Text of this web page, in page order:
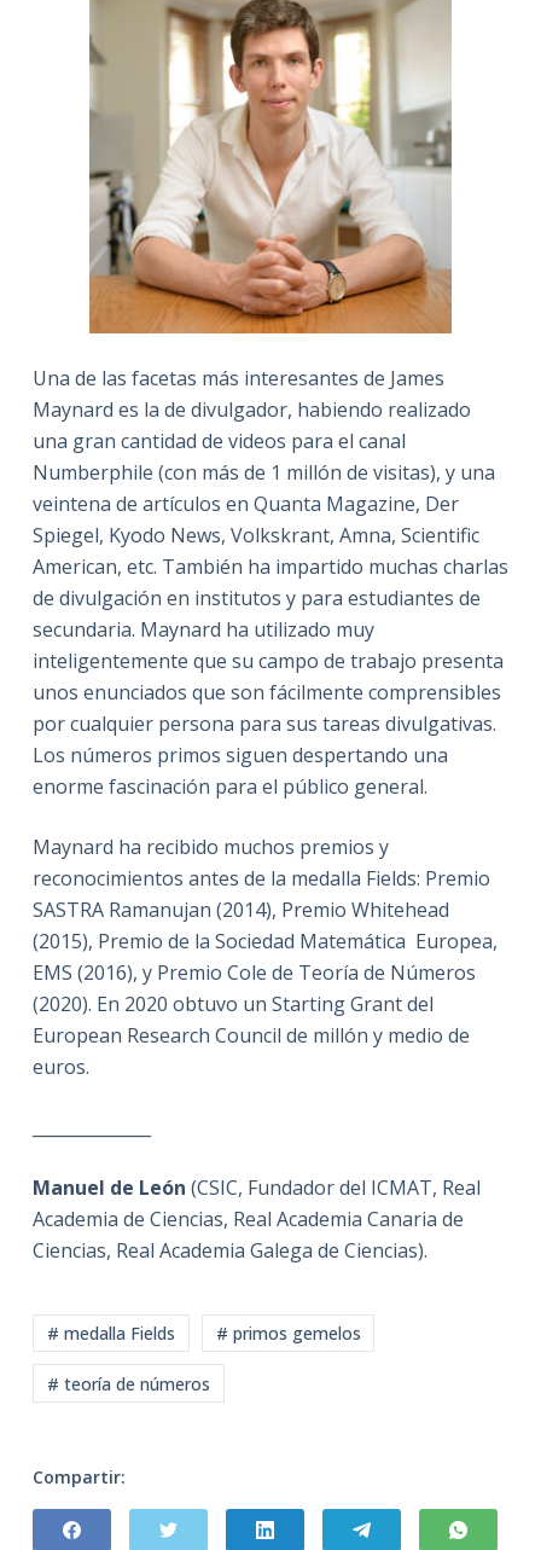
Una de las facetas más interesantes de James
Maynard es la de divulgador, habiendo realizado
una gran cantidad de videos para el canal
Numberphile (con más de 1 millón de visitas), y una
veintena de artículos en Quanta Magazine, Der
Spiegel, Kyodo News, Volkskrant, Amna, Scientific
American, etc. También ha impartido muchas charlas
de divulgación en institutos y para estudiantes de
secundaria. Maynard ha utilizado muy
inteligentemente que su campo de trabajo presenta
unos enunciados que son fácilmente comprensibles
por cualquier persona para sus tareas divulgativas.
Los números primos siguen despertando una
enorme fascinación para el público general.
Maynard ha recibido muchos premios y
reconocimientos antes de la medalla Fields: Premio
SASTRA Ramanujan (2014), Premio Whitehead
(2015), Premio de la Sociedad Matemática Europea,
EMS (2016), y Premio Cole de Teoría de Números
(2020). En 2020 obtuvo un Starting Grant del
European Research Council de millón y medio de
euros.
Manuel de León (CSIC, Fundador del ICMAT, Real
Academia de Ciencias, Real Academia Canaria de
Ciencias, Real Academia Galega de Ciencias).
# medalla Fields # primos gemelos
# teoría de números
Compartir: